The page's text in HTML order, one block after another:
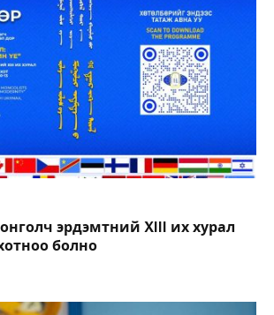
эрдэмтний XIII их хурал
болно